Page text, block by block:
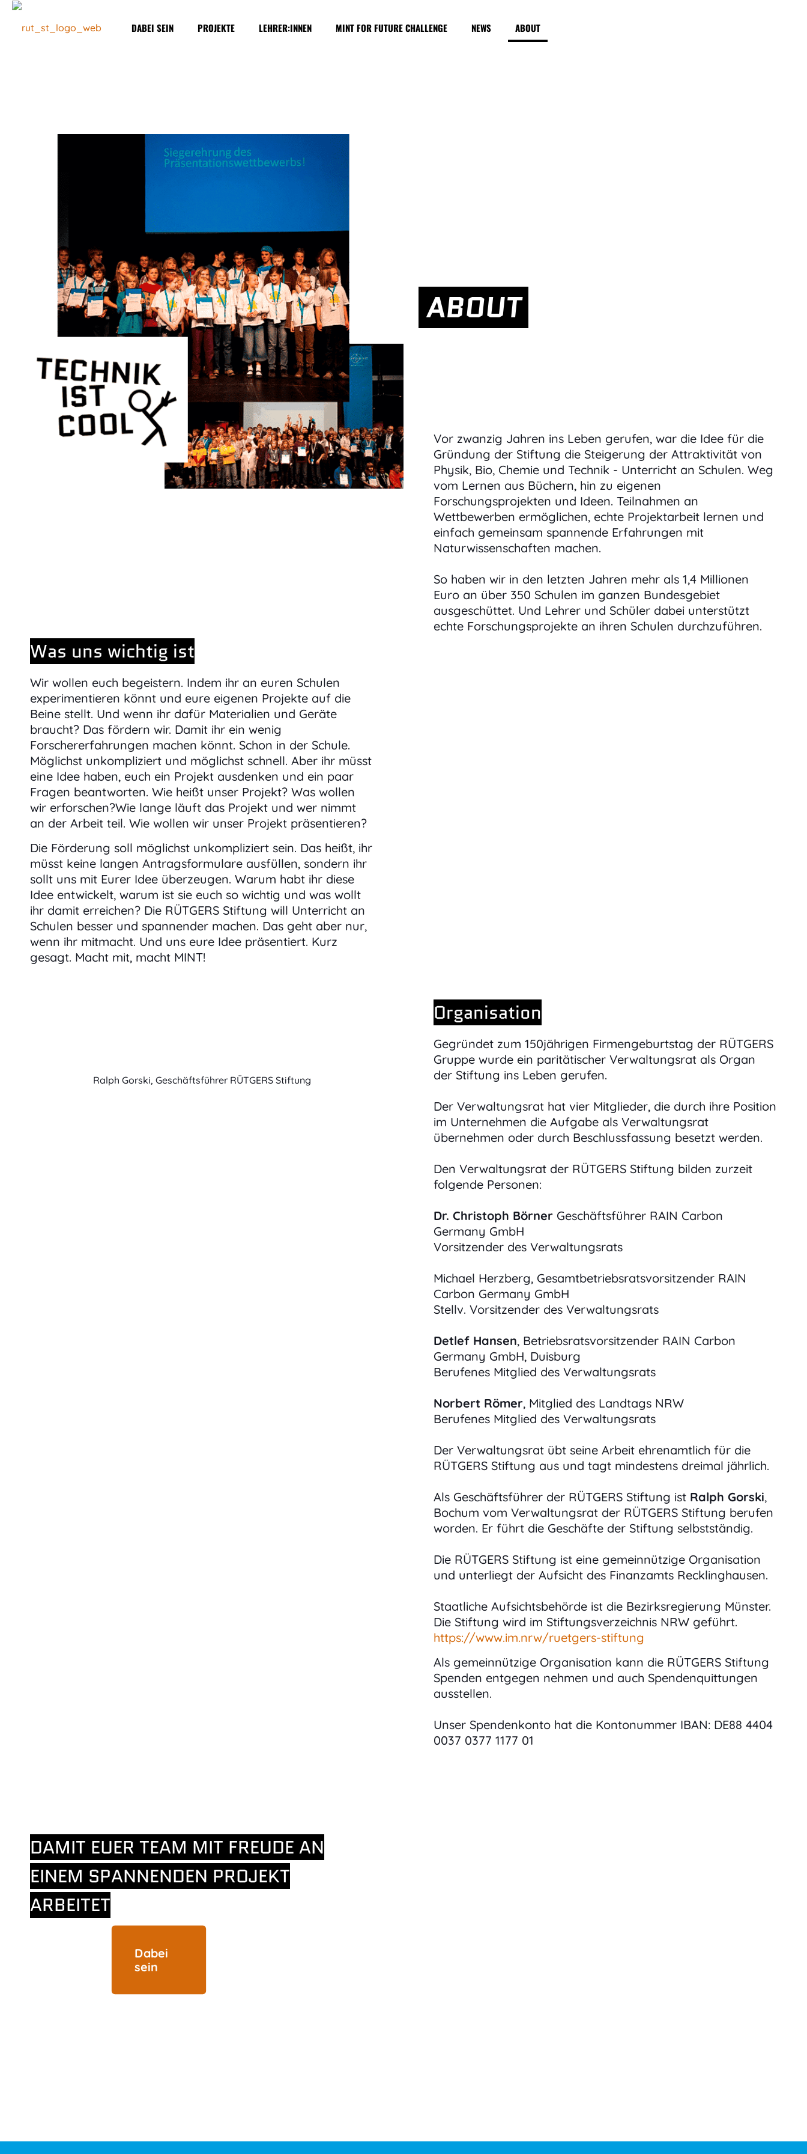
DABEI SEIN PROJEKTE LEHRER:INNEN MINT FOR FUTURE CHALLENGE NEWS ABOUT
ABOUT
Vor zwanzig Jahren ins Leben gerufen, war die Idee für die
Gründung der Stiftung die Steigerung der Attraktivität von
Physik, Bio, Chemie und Technik - Unterricht an Schulen. Weg
vom Lernen aus Büchern, hin zu eigenen
Forschungsprojekten und Ideen. Teilnahmen an
Wettbewerben ermöglichen, echte Projektarbeit lernen und
einfach gemeinsam spannende Erfahrungen mit
Naturwissenschaften machen.
So haben wir in den letzten Jahren mehr als 1,4 Millionen
Euro an über 350 Schulen im ganzen Bundesgebiet
ausgeschüttet. Und Lehrer und Schüler dabei unterstützt
echte Forschungsprojekte an ihren Schulen durchzuführen.
Was uns wichtig ist
Wir wollen euch begeistern. Indem ihr an euren Schulen
experimentieren könnt und eure eigenen Projekte auf die
Beine stellt. Und wenn ihr dafür Materialien und Geräte
braucht? Das fördern wir. Damit ihr ein wenig
Forschererfahrungen machen könnt. Schon in der Schule.
Möglichst unkompliziert und möglichst schnell. Aber ihr müsst
eine Idee haben, euch ein Projekt ausdenken und ein paar
Fragen beantworten. Wie heißt unser Projekt? Was wollen
wir erforschen?Wie lange läuft das Projekt und wer nimmt
an der Arbeit teil. Wie wollen wir unser Projekt präsentieren?
Die Förderung soll möglichst unkompliziert sein. Das heißt, ihr
müsst keine langen Antragsformulare ausfüllen, sondern ihr
sollt uns mit Eurer Idee überzeugen. Warum habt ihr diese
Idee entwickelt, warum ist sie euch so wichtig und was wollt
ihr damit erreichen? Die RÜTGERS Stiftung will Unterricht an
Schulen besser und spannender machen. Das geht aber nur,
wenn ihr mitmacht. Und uns eure Idee präsentiert. Kurz
gesagt. Macht mit, macht MINT!
Ralph Gorski, Geschäftsführer RÜTGERS Stiftung
Organisation
Gegründet zum 150jährigen Firmengeburtstag der RÜTGERS
Gruppe wurde ein paritätischer Verwaltungsrat als Organ
der Stiftung ins Leben gerufen.
Der Verwaltungsrat hat vier Mitglieder, die durch ihre Position
im Unternehmen die Aufgabe als Verwaltungsrat
übernehmen oder durch Beschlussfassung besetzt werden.
Den Verwaltungsrat der RÜTGERS Stiftung bilden zurzeit
folgende Personen:
Dr. Christoph Börner Geschäftsführer RAIN Carbon
Germany GmbH
Vorsitzender des Verwaltungsrats
Michael Herzberg, Gesamtbetriebsratsvorsitzender RAIN
Carbon Germany GmbH
Stellv. Vorsitzender des Verwaltungsrats
Detlef Hansen, Betriebsratsvorsitzender RAIN Carbon
Germany GmbH, Duisburg
Berufenes Mitglied des Verwaltungsrats
Norbert Römer, Mitglied des Landtags NRW
Berufenes Mitglied des Verwaltungsrats
Der Verwaltungsrat übt seine Arbeit ehrenamtlich für die
RÜTGERS Stiftung aus und tagt mindestens dreimal jährlich.
Als Geschäftsführer der RÜTGERS Stiftung ist Ralph Gorski,
Bochum vom Verwaltungsrat der RÜTGERS Stiftung berufen
worden. Er führt die Geschäfte der Stiftung selbstständig.
Die RÜTGERS Stiftung ist eine gemeinnützige Organisation
und unterliegt der Aufsicht des Finanzamts Recklinghausen.
Staatliche Aufsichtsbehörde ist die Bezirksregierung Münster.
Die Stiftung wird im Stiftungsverzeichnis NRW geführt.
https://www.im.nrw/ruetgers-stiftung
Als gemeinnützige Organisation kann die RÜTGERS Stiftung
Spenden entgegen nehmen und auch Spendenquittungen
ausstellen.
Unser Spendenkonto hat die Kontonummer IBAN: DE88 4404
0037 0377 1177 01
DAMIT EUER TEAM MIT FREUDE AN
EINEM SPANNENDEN PROJEKT
ARBEITET
Dabei
sein